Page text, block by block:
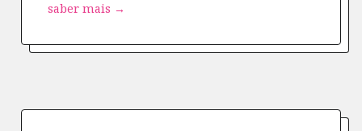
saber mais →